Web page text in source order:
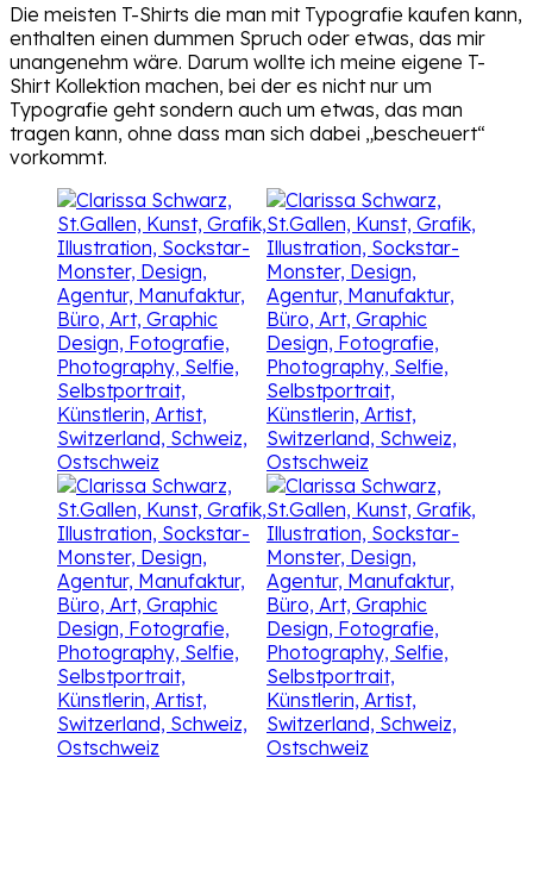
Die meisten T-Shirts die man mit Typografie kaufen kann,
enthalten einen dummen Spruch oder etwas, das mir
unangenehm wäre. Darum wollte ich meine eigene T-
Shirt Kollektion machen, bei der es nicht nur um
Typografie geht sondern auch um etwas, das man
tragen kann, ohne dass man sich dabei „bescheuert“
vorkommt.